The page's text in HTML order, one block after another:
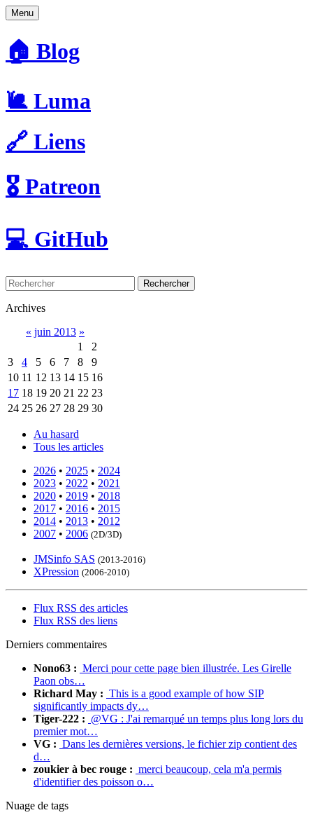
Menu
🏠 Blog
🐌 Luma
🔗 Liens
🎖️ Patreon
💻 GitHub
Rechercher
Archives
« juin 2013 »
1
2
3
4 5 6 7 8
9
10 11 12 13 14 15 16
17 18 19 20 21 22 23
24 25 26 27 28 29 30
Au hasard
Tous les articles
2026 • 2025 • 2024
2023 • 2022 • 2021
2020 • 2019 • 2018
2017 • 2016 • 2015
2014 • 2013 • 2012
2007 • 2006 (2D/3D)
JMSinfo SAS (2013-2016)
XPression (2006-2010)
Flux RSS des articles
Flux RSS des liens
Derniers commentaires
Nono63 : Merci pour cette page bien illustrée. Les Girelle
Paon obs…
Richard May : This is a good example of how SIP
significantly impacts dy…
Tiger-222 : @VG : J'ai remarqué un temps plus long lors du
premier mot…
VG : Dans les dernières versions, le fichier zip contient des
d…
zoukier à bec rouge : merci beaucoup, cela m'a permis
d'identifier des poisson o…
Nuage de tags